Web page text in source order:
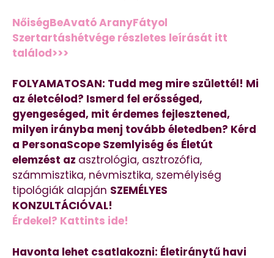
NőiségBeAvató AranyFátyol
Szertartáshétvége részletes leírását itt
találod>>>
FOLYAMATOSAN: Tudd meg mire születtél! Mi
az életcélod? Ismerd fel erősséged,
gyengeséged, mit érdemes fejlesztened,
milyen irányba menj tovább életedben? Kérd
a PersonaScope Szemlyiség és Életút
elemzést az asztrológia, asztrozófia,
számmisztika, névmisztika, személyiség
tipológiák alapján SZEMÉLYES
KONZULTÁCIÓVAL!
Érdekel? Kattints ide!
Havonta lehet csatlakozni: Életiránytű havi